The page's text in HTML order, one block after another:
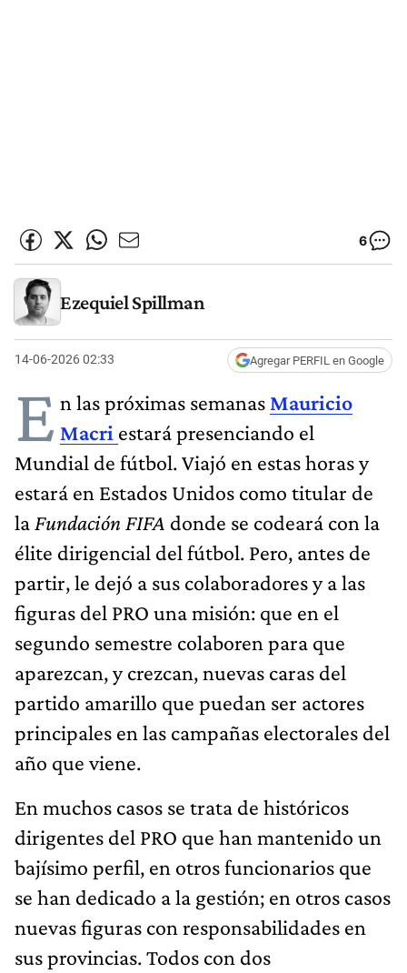
6
Ezequiel Spillman
14-06-2026 02:33 Agregar PERFIL en Google
E n las próximas semanas Mauricio
Macri estará presenciando el
Mundial de fútbol. Viajó en estas horas y
estará en Estados Unidos como titular de
la Fundación FIFA donde se codeará con la
élite dirigencial del fútbol. Pero, antes de
partir, le dejó a sus colaboradores y a las
figuras del PRO una misión: que en el
segundo semestre colaboren para que
aparezcan, y crezcan, nuevas caras del
partido amarillo que puedan ser actores
principales en las campañas electorales del
año que viene.
En muchos casos se trata de históricos
dirigentes del PRO que han mantenido un
bajísimo perfil, en otros funcionarios que
se han dedicado a la gestión; en otros casos
nuevas figuras con responsabilidades en
sus provincias. Todos con dos